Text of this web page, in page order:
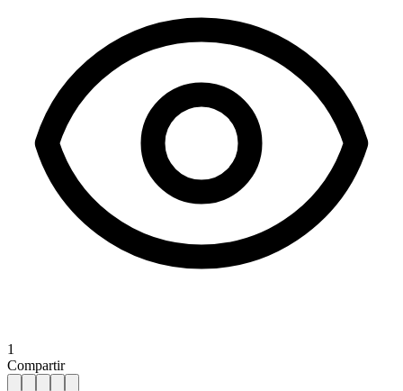
1
Compartir